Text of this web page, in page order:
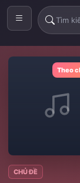
Theo
CHỦ ĐỀ